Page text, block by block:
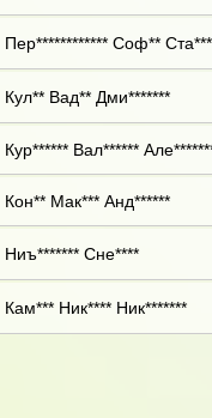
Пер************ Соф**
Кул** Вад** Дми*******
Кур****** Вал******
Кон** Мак*** Анд******
Ниъ******* Сне****
Кам*** Ник**** Ник*******